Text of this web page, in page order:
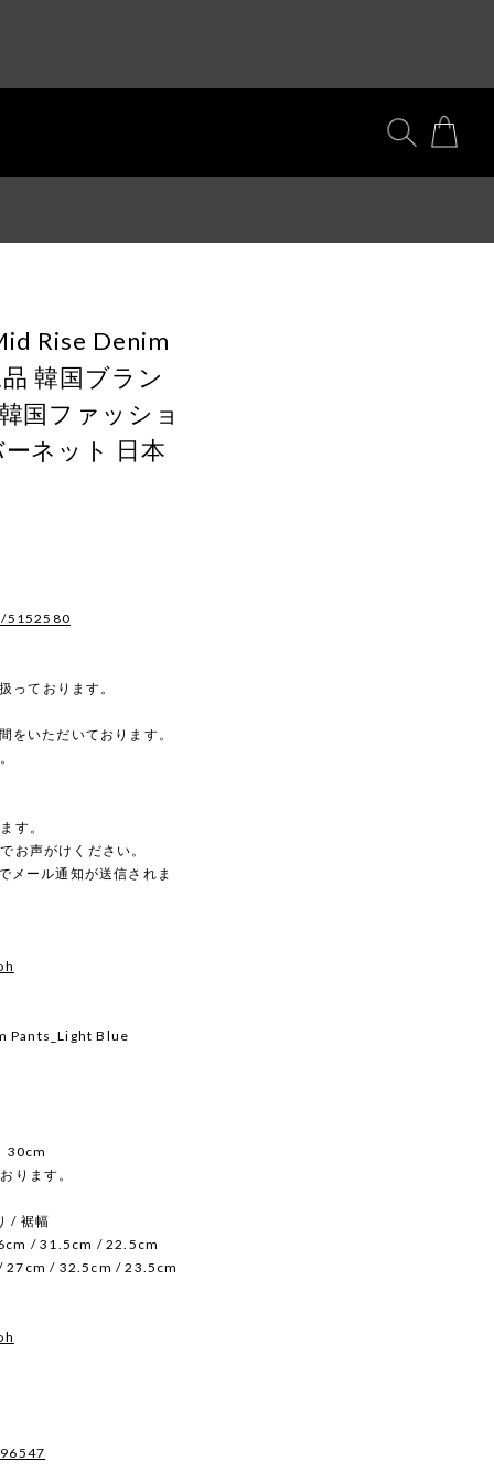
Rise Denim
韓国ブラン
国ファッショ
ネット 日本
5152580
っております。
をいただいております。
す。
お声がけください。
メール通知が送信されま
Pants_Light Blue
30cm
ります。
/ 裾幅
/ 31.5cm / 22.5cm
27cm / 32.5cm / 23.5cm